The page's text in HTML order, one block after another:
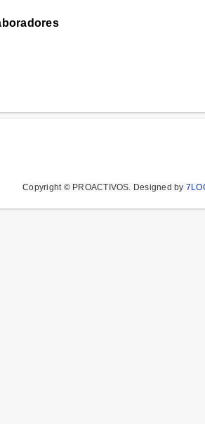
Copyright © PROACTIVOS. Designed by